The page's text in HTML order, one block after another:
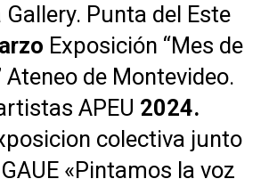
Punta del Este
Exposición “Mes de
Ateneo de Montevideo.
APEU 2024.
colectiva junto
«Pintamos la voz